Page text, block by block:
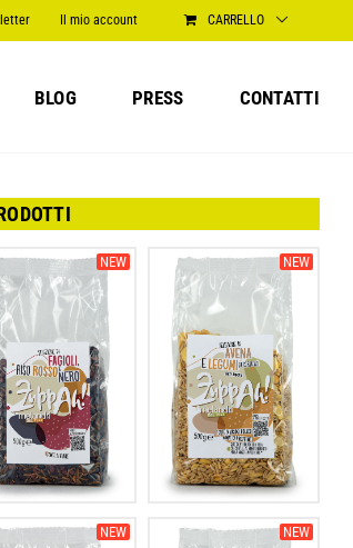
Il mio account CARRELLO
BLOG PRESS CONTATTI
NEW NEW
NEW NEW